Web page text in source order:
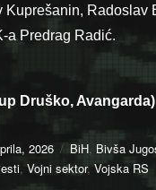
Kuprešanin, Radoslav
a Predrag Radić.
Druško, Avangarda)
2026 Categories
BiH, Bivša
,Vojni sektor,Vojska RS